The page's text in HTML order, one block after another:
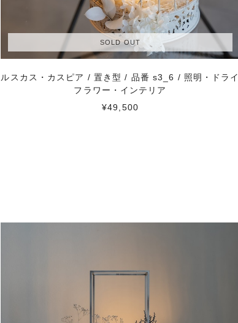
SOLD OUT
ルスカス・カスピア / 置き型 / 品番 s3_6 / 照明・ドライ
フラワー・インテリア
¥49,500